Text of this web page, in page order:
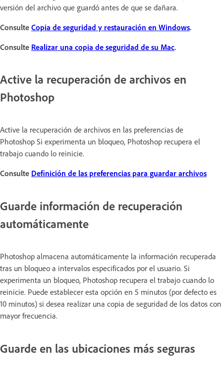
versión del archivo que guardó antes de que se dañara.
Consulte Copia de seguridad y restauración en Windows.
Consulte Realizar una copia de seguridad de su Mac.
Active la recuperación de archivos en
Photoshop
Active la recuperación de archivos en las preferencias de
Photoshop Si experimenta un bloqueo, Photoshop recupera el
trabajo cuando lo reinicie.
Consulte Definición de las preferencias para guardar archivos
Guarde información de recuperación
automáticamente
Photoshop almacena automáticamente la información recuperada
tras un bloqueo a intervalos especificados por el usuario. Si
experimenta un bloqueo, Photoshop recupera el trabajo cuando lo
reinicie. Puede establecer esta opción en 5 minutos (por defecto es
10 minutos) si desea realizar una copia de seguridad de los datos con
mayor frecuencia.
Guarde en las ubicaciones más seguras